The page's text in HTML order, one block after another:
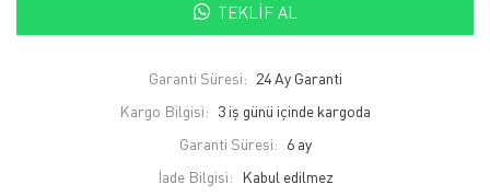
TEKLIF AL
Garanti Süresi: 24 Ay Garanti
Kargo Bilgisi: 3 iş günü içinde kargoda
Garanti Süresi: 6 ay
İade Bilgisi: